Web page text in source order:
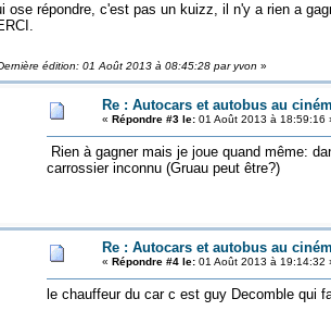
ose répondre, c'est pas un kuizz, il n'y a rien a
édition: 01 Août 2013 à 08:45:28 par yvon »
Re : Autocars et autobus au
« Répondre #3 le:01 Août 2013 à 18:59:16
Rien à gagner mais je joue quand même:
carrossier inconnu (Gruau peut être?)
Re : Autocars et autobus au
« Répondre #4 le:01 Août 2013 à 19:14:32
le chauffeur du car c est guy Decomble qui